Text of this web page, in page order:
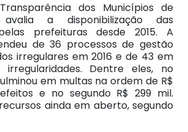
dos Municípios de
avalia a disponibilização das
prefeituras desde 2015. A
de 36 processos de gestão
irregulares em 2016 e de 43 em
irregularidades. Dentre eles, no
em multas na ordem de R$
e no segundo R$ 299 mil.
ainda em aberto, segundo